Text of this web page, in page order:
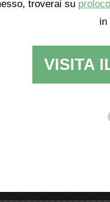
Fotografico Carmignano
troverai su
in
VISITA